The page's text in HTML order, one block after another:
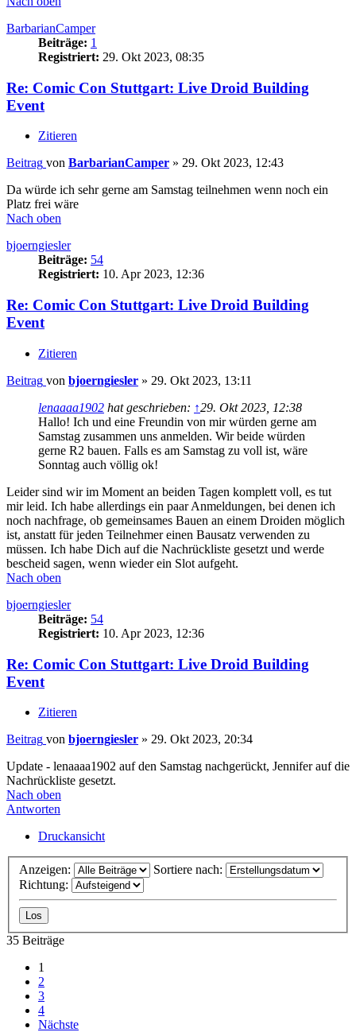
BarbarianCamper
Beiträge: 1
Registriert: 29. Okt 2023, 08:35
Re: Comic Con Stuttgart: Live Droid Building
Event
Zitieren
Beitrag von BarbarianCamper » 29. Okt 2023, 12:43
Da würde ich sehr gerne am Samstag teilnehmen wenn noch ein
Platz frei wäre
Nach oben
bjoerngiesler
Beiträge: 54
Registriert: 10. Apr 2023, 12:36
Re: Comic Con Stuttgart: Live Droid Building
Event
Zitieren
Beitrag von bjoerngiesler » 29. Okt 2023, 13:11
lenaaaa1902 hat geschrieben: ↑29. Okt 2023, 12:38
Hallo! Ich und eine Freundin von mir würden gerne am
Samstag zusammen uns anmelden. Wir beide würden
gerne R2 bauen. Falls es am Samstag zu voll ist, wäre
Sonntag auch völlig ok!
Leider sind wir im Moment an beiden Tagen komplett voll, es tut
mir leid. Ich habe allerdings ein paar Anmeldungen, bei denen ich
noch nachfrage, ob gemeinsames Bauen an einem Droiden möglich
ist, anstatt für jeden Teilnehmer einen Bausatz verwenden zu
müssen. Ich habe Dich auf die Nachrückliste gesetzt und werde
bescheid sagen, wenn wieder ein Slot aufgeht.
Nach oben
bjoerngiesler
Beiträge: 54
Registriert: 10. Apr 2023, 12:36
Re: Comic Con Stuttgart: Live Droid Building
Event
Zitieren
Beitrag von bjoerngiesler » 29. Okt 2023, 20:34
Update - lenaaaa1902 auf den Samstag nachgerückt, Jennifer auf die
Nachrückliste gesetzt.
Nach oben
Antworten
Druckansicht
Anzeigen:
Sortiere nach:
Richtung:
35 Beiträge
1
2
3
4
Nächste